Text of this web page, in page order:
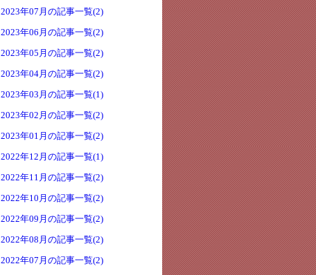
2023年07月の記事一覧(2)
2023年06月の記事一覧(2)
2023年05月の記事一覧(2)
2023年04月の記事一覧(2)
2023年03月の記事一覧(1)
2023年02月の記事一覧(2)
2023年01月の記事一覧(2)
2022年12月の記事一覧(1)
2022年11月の記事一覧(2)
2022年10月の記事一覧(2)
2022年09月の記事一覧(2)
2022年08月の記事一覧(2)
2022年07月の記事一覧(2)